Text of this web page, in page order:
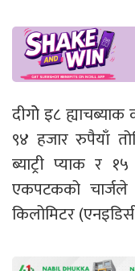
दीगोे इ८
९४ हजार रुपैयाँ
ब्याट्री प्याक र
एकपटकको चार्जले
किलोमिटर